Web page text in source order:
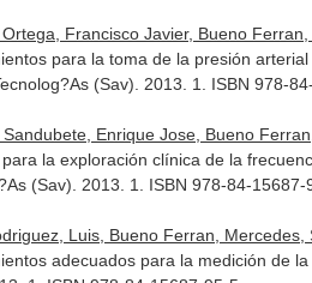
Francisco Javier, Bueno
para la toma de la presión
(Sav). 2013. 1. ISBN 978-
Enrique Jose, Bueno
la exploración clínica de la
(Sav). 2013. 1. ISBN 978-84-15687-
Luis, Bueno Ferran,
adecuados para la medición de